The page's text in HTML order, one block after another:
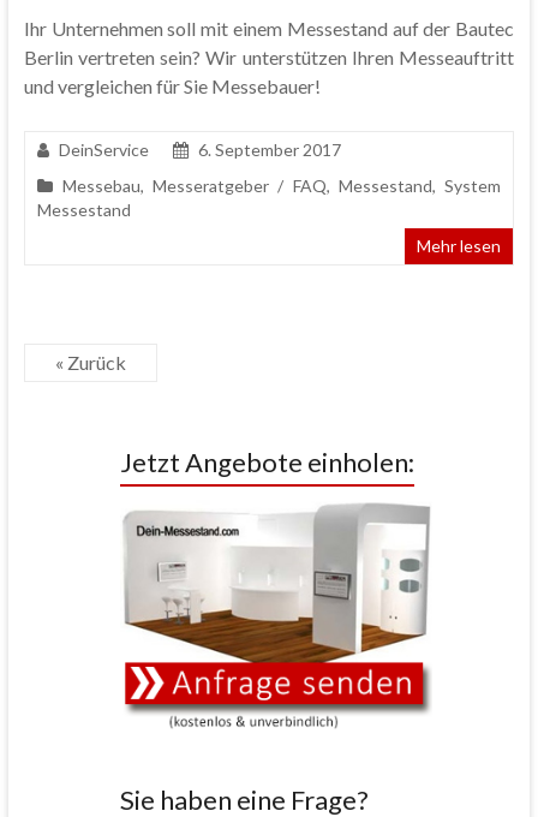
Ihr Unternehmen soll mit einem Messestand auf der Bautec
Berlin vertreten sein? Wir unterstützen Ihren Messeauftritt
und vergleichen für Sie Messebauer!
DeinService
6. September 2017
Messebau,Messeratgeber / FAQ, Messestand,System
Messestand
Mehr lesen
« Zurück
Jetzt Angebote einholen:
Sie haben eine Frage?